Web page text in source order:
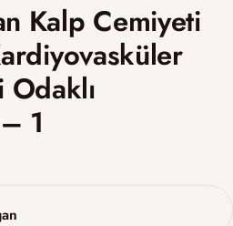
Kalp Cemiyeti
Odaklı
1